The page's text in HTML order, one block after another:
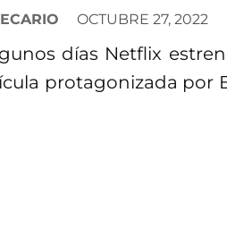
OCTUBRE 27, 2022
días Netflix
protagonizada por